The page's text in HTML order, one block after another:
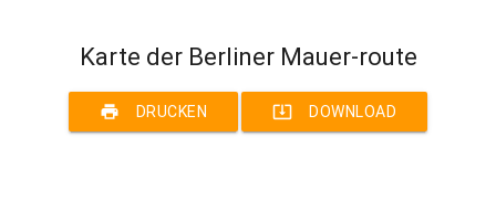
Karte der Berliner Mauer-route
print DRUCKEN system_update_alt DOWNLOAD